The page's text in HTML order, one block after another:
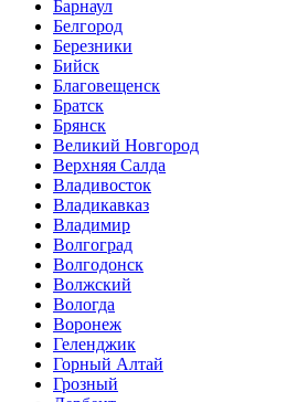
Барнаул
Белгород
Березники
Бийск
Благовещенск
Братск
Брянск
Великий Новгород
Верхняя Салда
Владивосток
Владикавказ
Владимир
Волгоград
Волгодонск
Волжский
Вологда
Воронеж
Геленджик
Горный Алтай
Грозный